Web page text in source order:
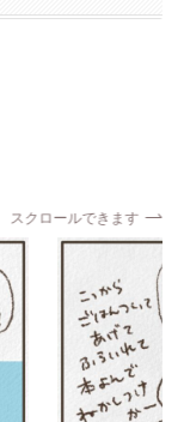
スクロールできます